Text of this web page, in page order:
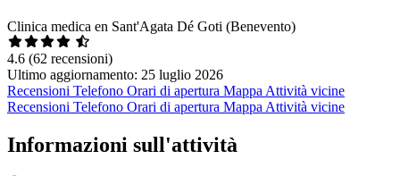
Clinica medica en Sant'Agata Dé Goti (Benevento)
4.6 (62 recensioni)
Ultimo aggiornamento: 25 luglio 2026
Recensioni Telefono Orari di apertura Mappa Attività vicine
Recensioni Telefono Orari di apertura Mappa Attività vicine
Informazioni sull'attività